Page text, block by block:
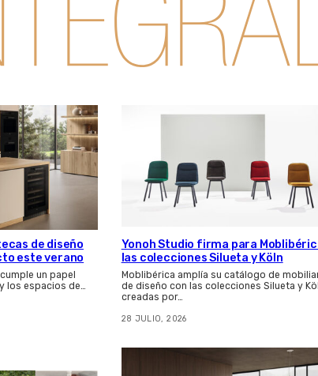
de diseño
este verano
un papel
los espacios de…
Yonoh Studio firma para
las colecciones Silueta y Köln
Moblibérica amplía su catálogo de
de diseño con las colecciones Silueta y
creadas por…
28 JULIO, 2026